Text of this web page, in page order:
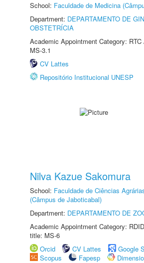
School: Faculdade de Medicina
Department: DEPARTAMENTO DE
OBSTETRÍCIA
Academic Appointment Category:
MS-3.1
CV Lattes
Repositório Institucional UNESP
Nilva Kazue Sakomura
School: Faculdade de Ciências
(Câmpus de Jaboticabal)
Department: DEPARTAMENTO DE
Academic Appointment Category:
title: MS-6
Orcid
CV Lattes
Google
Scopus
Fapesp